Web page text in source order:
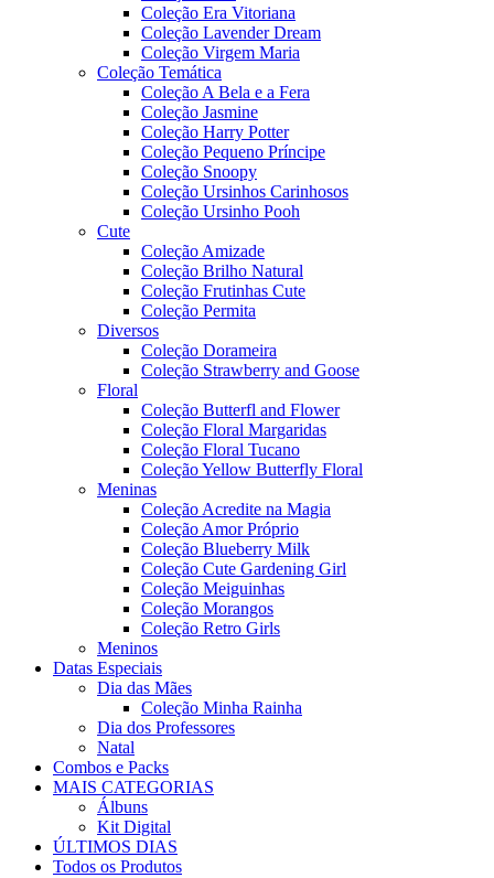
Coleção Era Vitoriana
Coleção Lavender Dream
Coleção Virgem Maria
Coleção Temática
Coleção A Bela e a Fera
Coleção Jasmine
Coleção Harry Potter
Coleção Pequeno Príncipe
Coleção Snoopy
Coleção Ursinhos Carinhosos
Coleção Ursinho Pooh
Cute
Coleção Amizade
Coleção Brilho Natural
Coleção Frutinhas Cute
Coleção Permita
Diversos
Coleção Dorameira
Coleção Strawberry and Goose
Floral
Coleção Butterfl and Flower
Coleção Floral Margaridas
Coleção Floral Tucano
Coleção Yellow Butterfly Floral
Meninas
Coleção Acredite na Magia
Coleção Amor Próprio
Coleção Blueberry Milk
Coleção Cute Gardening Girl
Coleção Meiguinhas
Coleção Morangos
Coleção Retro Girls
Meninos
Datas Especiais
Dia das Mães
Coleção Minha Rainha
Dia dos Professores
Natal
Combos e Packs
MAIS CATEGORIAS
Álbuns
Kit Digital
ÚLTIMOS DIAS
Todos os Produtos